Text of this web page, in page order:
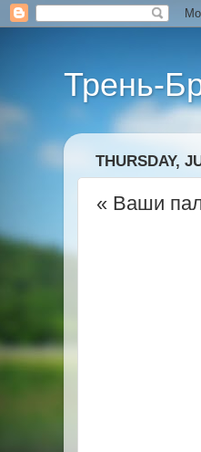
Трень-
THURSDAY,
« Ваши